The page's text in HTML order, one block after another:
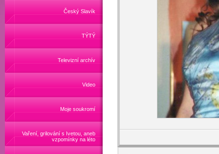
Český Slavík
TÝTÝ
Televizní archív
Video
Moje soukromí
Vaření, grilování s Ivetou, aneb
vzpomínky na léto